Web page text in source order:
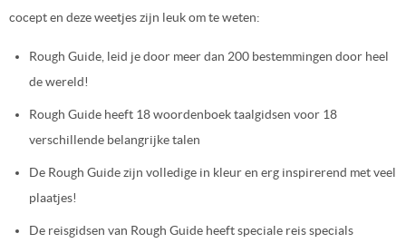
cocept en deze weetjes zijn leuk om te weten:
Rough Guide, leid je door meer dan 200 bestemmingen door heel
de wereld!
Rough Guide heeft 18 woordenboek taalgidsen voor 18
verschillende belangrijke talen
De Rough Guide zijn volledige in kleur en erg inspirerend met veel
plaatjes!
De reisgidsen van Rough Guide heeft speciale reis specials